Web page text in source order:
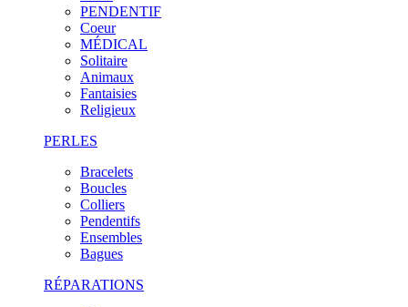
PENDENTIF
Coeur
MÉDICAL
Solitaire
Animaux
Fantaisies
Religieux
PERLES
Bracelets
Boucles
Colliers
Pendentifs
Ensembles
Bagues
RÉPARATIONS